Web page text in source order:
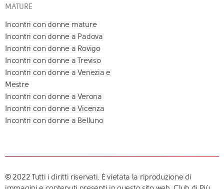
MATURE
Incontri con donne mature
Incontri con donne a Padova
Incontri con donne a Rovigo
Incontri con donne a Treviso
Incontri con donne a Venezia e
Mestre
Incontri con donne a Verona
Incontri con donne a Vicenza
Incontri con donne a Belluno
© 2022 Tutti i diritti riservati. È vietata la riproduzione di